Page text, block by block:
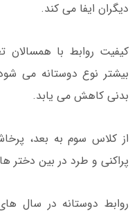
دیگران ایفا می کند.
کیفیت روابط با همسالان
بیشتر نوع دوستانه می
بدنی کاهش می یابد.
از کلاس سوم به بعد،
پراکنی و طرد در بین دختر
روابط دوستانه در سال